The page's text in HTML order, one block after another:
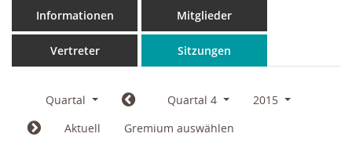
Informationen Mitglieder
Vertreter Sitzungen
Quartal Quartal 4
2015
Aktuell
Gremium auswählen